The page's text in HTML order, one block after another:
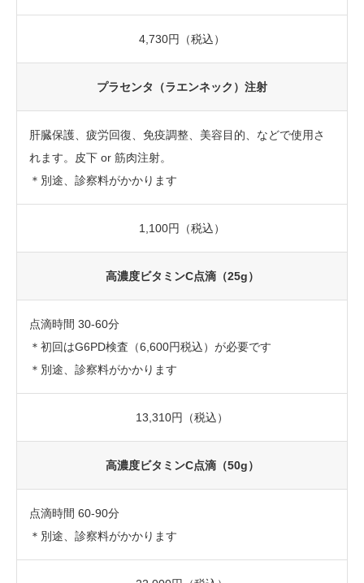
4,730円（税込）
プラセンタ（ラエンネック）注射
肝臓保護、疲労回復、免疫調整、美容目的、などで使用さ
れます。皮下 or 筋肉注射。
＊別途、診察料がかかります
1,100円（税込）
高濃度ビタミンC点滴（25g）
点滴時間 30-60分
＊初回はG6PD検査（6,600円税込）が必要です
＊別途、診察料がかかります
13,310円（税込）
高濃度ビタミンC点滴（50g）
点滴時間 60-90分
＊別途、診察料がかかります